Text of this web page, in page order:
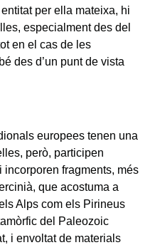
per ella mateixa, hi
especialment des del
en el cas de les
des d’un punt de vista
europees tenen una
però, participen
fragments, més
que acostuma a
Alps com els Pirineus
del Paleozoic
i envoltat de materials